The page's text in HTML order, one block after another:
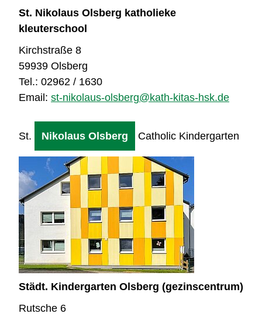
St. Nikolaus Olsberg katholieke
kleuterschool
Kirchstraße 8
59939 Olsberg
Tel.: 02962 / 1630
Email: st-nikolaus-olsberg@kath-kitas-hsk.de
St. Nikolaus Olsberg Catholic Kindergarten
Städt. Kindergarten Olsberg (gezinscentrum)
Rutsche 6